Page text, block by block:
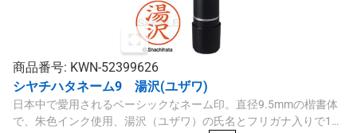
商品番号: KWN-52399626
シヤチハタネーム9 湯沢(ユザワ)
日本中で愛用されるベーシックなネーム印。直径9.5mmの楷書体
で、朱色インク使用、湯沢（ユザワ）の氏名とフリガナ入りで1個